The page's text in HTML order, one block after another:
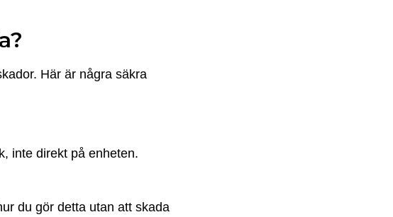
Här är några säkra
inte direkt på enheten.
du gör detta utan att skada